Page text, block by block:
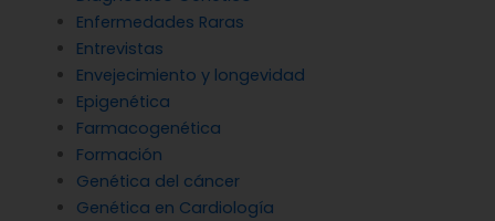
Enfermedades Raras
Entrevistas
Envejecimiento y longevidad
Epigenética
Farmacogenética
Formación
Genética del cáncer
Genética en Cardiología